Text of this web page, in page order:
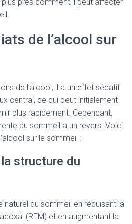
de l’alcool sur
de l’alcool, il a un effet sédatif
central, ce qui peut initialement
plus rapidement. Cependant,
du sommeil a un revers. Voici
sur le sommeil :
structure du
naturel du sommeil en réduisant la
(REM) et en augmentant la